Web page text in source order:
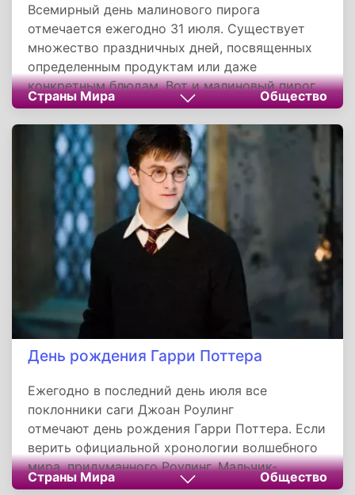
Всемирный день малинового пирога
отмечается ежегодно 31 июля. Существует
множество праздничных дней, посвященных
определенным продуктам или даже
конкретным блюдам. Вот и малиновый пирог
не стал исключением. Конечно же,
празднование этого дня связано с
приготовлением вкусного лакомства с
малиной.
Страны Мира Общество
День рождения Гарри Поттера
Ежегодно в последний день июля все
поклонники саги Джоан Роулинг
отмечают день рождения Гарри Поттера. Если
верить официальной хронологии волшебного
мира, придуманного Роулинг, Мальчик-
Который-Выжил родился 31 июля 1980 года.
Страны Мира Общество